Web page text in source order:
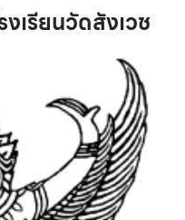
เรียนวัดสังเวช